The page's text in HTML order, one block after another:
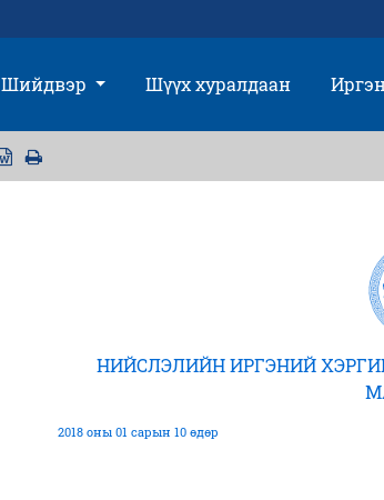
Шийдвэр Шүүх хуралдаан
НИЙСЛЭЛИЙН ИРГЭНИЙ
2018 оны 01 сарын 10 өдөр